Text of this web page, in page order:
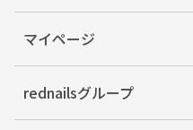
マイページ
rednailsグループ